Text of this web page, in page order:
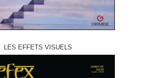
LES EFFETS VISUELS